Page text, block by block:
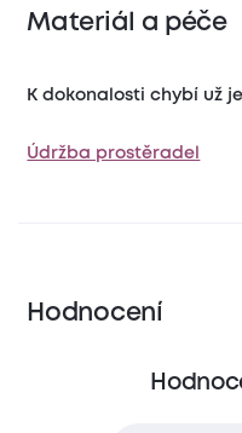
Materiál a péče
K dokonalosti chybí už
Údržba prostěradel
Hodnocení